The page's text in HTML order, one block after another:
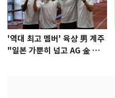
'역대 최고 멤버' 육상 男 계주
"일본 가뿐히 넘고 AG 金 따겠